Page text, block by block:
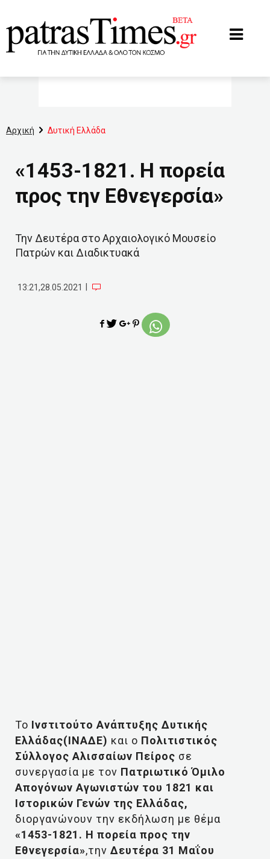
Αρχική Δυτική Ελλάδα
«1453-1821. Η πορεία
προς την Εθνεγερσία»
Την Δευτέρα στο Αρχαιολογικό Μουσείο
Πατρών και Διαδικτυακά
13:21,28.05.2021
Το Ινστιτούτο Ανάπτυξης Δυτικής
Ελλάδας(ΙΝΑΔΕ) και ο Πολιτιστικός
Σύλλογος Αλισσαίων Πείρος σε
συνεργασία με τον Πατριωτικό Όμιλο
Απογόνων Αγωνιστών του 1821 και
Ιστορικών Γενών της Ελλάδας,
διοργανώνουν την εκδήλωση με θέμα
«1453-1821. Η πορεία προς την
Εθνεγερσία»,την Δευτέρα 31 Μαΐου